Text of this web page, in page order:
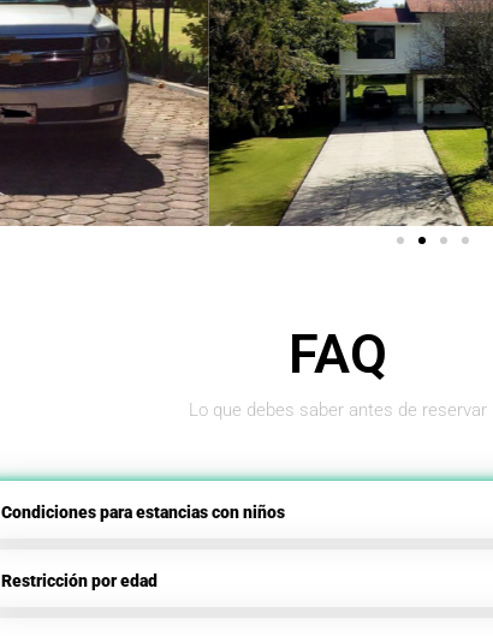
FAQ
Lo que debes saber antes de reservar
Condiciones para estancias con niños
Restricción por edad